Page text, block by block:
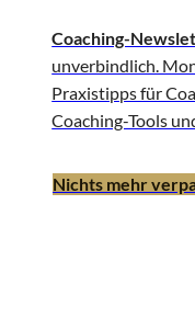
Coaching-
unverbindlich.
Praxistipps für
Coaching-Tools
Nichts mehr